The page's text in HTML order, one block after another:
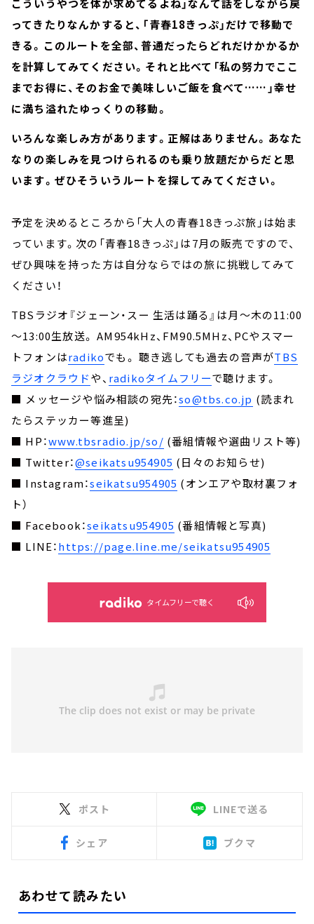
こういうやつを体が求めてるよね」なんて話をしながら戻
ってきたりなんかすると、「青春18きっぷ」だけで移動で
きる。このルートを全部、普通だったらどれだけかかるか
を計算してみてください。それと比べて「私の努力でここ
までお得に、そのお金で美味しいご飯を食べて……」幸せ
に満ち溢れたゆっくりの移動。
いろんな楽しみ方があります。正解はありません。あなた
なりの楽しみを見つけられるのも乗り放題だからだと思
います。ぜひそういうルートを探してみてください。
予定を決めるところから「大人の青春18きっぷ旅」は始ま
っています。次の「青春18きっぷ」は7月の販売ですので、
ぜひ興味を持った方は自分ならではの旅に挑戦してみて
ください！
TBSラジオ『ジェーン・スー 生活は踊る』は月～木の11:00
～13:00生放送。 AM954kHz、FM90.5MHz、PCやスマー
トフォンはradikoでも。 聴き逃しても過去の音声がTBS
ラジオクラウドや、 radikoタイムフリーで聴けます。
■ メッセージや悩み相談の宛先：so@tbs.co.jp (読まれ
たらステッカー等進呈)
■ HP：www.tbsradio.jp/so/ (番組情報や選曲リスト等)
■ Twitter：@seikatsu954905 (日々のお知らせ)
■ Instagram：seikatsu954905 (オンエアや取材裏フォ
ト）
■ Facebook：seikatsu954905 (番組情報と写真)
■ LINE：https://page.line.me/seikatsu954905
タイムフリーで聴く
ポスト LINEで送る
シェア ブクマ
あわせて読みたい